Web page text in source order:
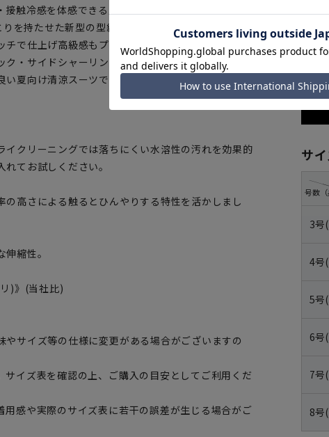
触冷感を体感できる夏向きの素材感に。
を持たせた新型の型紙を使用、衣服内の風通りによ
チで仕上げ高級感もプラスしました。
・サイドシャーリングゴム仕様で、お腹周りの窮屈
夏向け清涼スーツです。
イクリーニングでは落ちにくい水溶性の汚れを効果的
てお試しください。
高さによる触るとひんやりする特性を活かしまし
縮性。
)》(当社比)
サイズ等の仕様に変更がある場合がございますの
イズ表を確認の上、ご購入の目安としてご利用くだ
感や実際のサイズ表に若干の誤差が生じる場合がご
ベ
サ
号数
3号
4号
5号
6号
7号
8号